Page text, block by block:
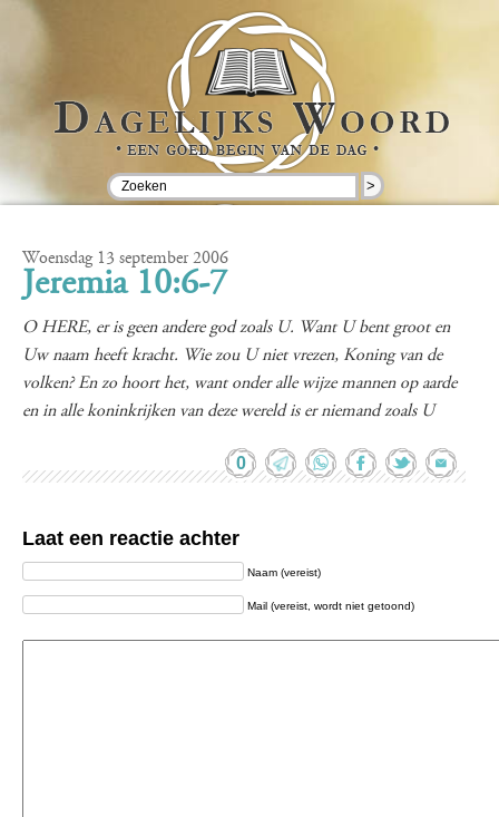
>
Woensdag 13 september 2006
Jeremia 10:6-7
O HERE, er is geen andere god zoals U. Want U bent groot en
Uw naam heeft kracht. Wie zou U niet vrezen, Koning van de
volken? En zo hoort het, want onder alle wijze mannen op aarde
en in alle koninkrijken van deze wereld is er niemand zoals U
0
Laat een reactie achter
Naam (vereist)
Mail (vereist, wordt niet getoond)